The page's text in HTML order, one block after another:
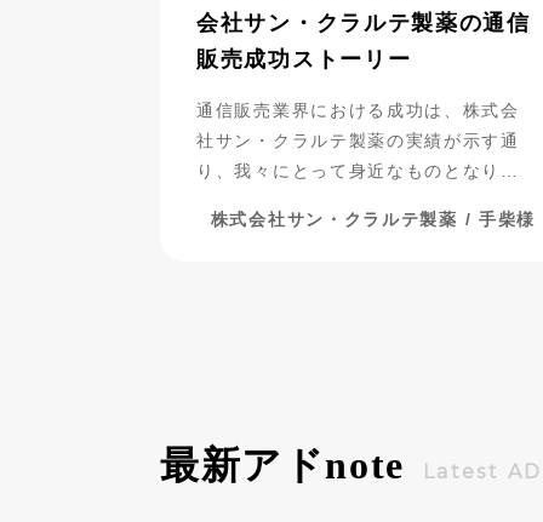
会社サン・クラルテ製薬の通信
販売成功ストーリー
通信販売業界における成功は、株式会
社サン・クラルテ製薬の実績が示す通
り、我々にとって身近なものとなりつ
告を活用し、事業を発展させてきた過
株式会社サン・クラルテ製薬 / 手柴様
最新アドnote Latest